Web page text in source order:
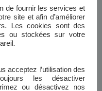
: Buvez de l’eau
d’avoir…
de fournir les services et
site et afin d’améliorer
Les cookies sont des
ou stockées sur votre
acceptez l’utilisation des
les désactiver
ou désactivez nos